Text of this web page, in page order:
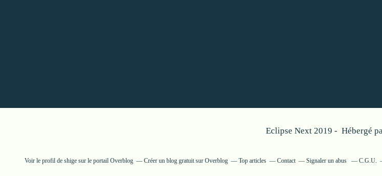
Eclipse Next 2019 - Hébergé
Voir le profil de shige sur le portail Overblog Créer un blog gratuit sur Overblog Top articles Contact Signaler un abus C.G.U.